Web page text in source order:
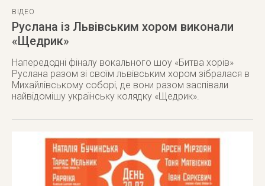
ВІДЕО
Руслана із Львівським хором виконали
«Щедрик»
Напередодні фіналу вокального шоу «Битва хорів»
Руслана разом зі своїм львівським хором зібралася в
Михайлівському соборі, де вони разом заспівали
найвідомішу українську колядку «Щедрик».